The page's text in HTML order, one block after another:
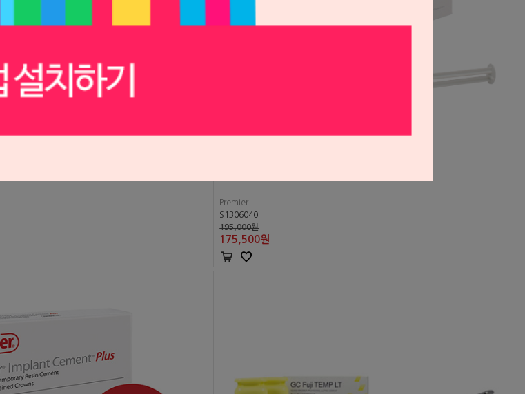
Premier
S1306040
195,000원
175,500원